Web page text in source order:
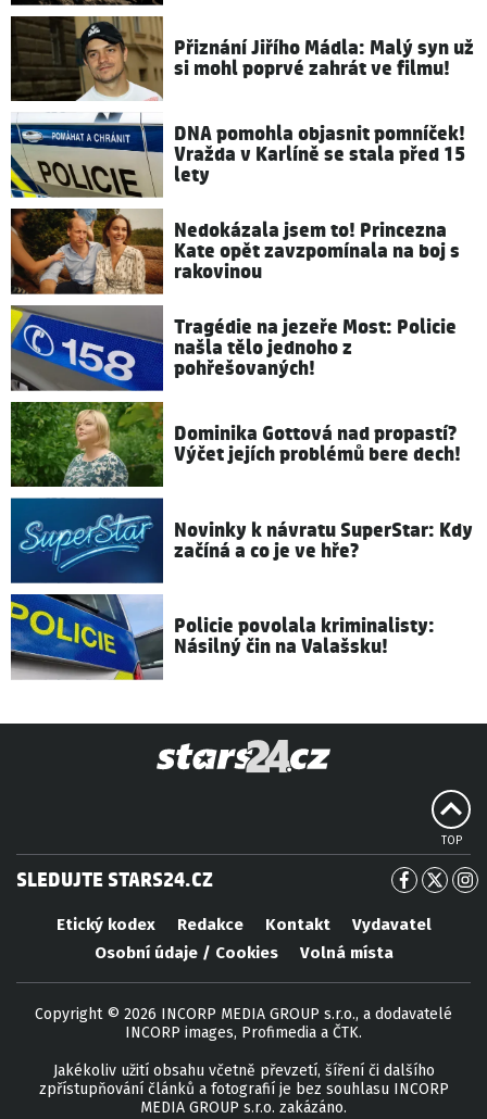
Přiznání Jiřího Mádla: Malý syn už
si mohl poprvé zahrát ve filmu!
DNA pomohla objasnit pomníček!
Vražda v Karlíně se stala před 15
lety
Nedokázala jsem to! Princezna
Kate opět zavzpomínala na boj s
rakovinou
Tragédie na jezeře Most: Policie
našla tělo jednoho z
pohřešovaných!
Dominika Gottová nad propastí?
Výčet jejích problémů bere dech!
Novinky k návratu SuperStar: Kdy
začíná a co je ve hře?
Policie povolala kriminalisty:
Násilný čin na Valašsku!
TOP
SLEDUJTE STARS24.CZ
Etický kodex Redakce Kontakt
Vydavatel
Osobní údaje / Cookies
Volná místa
Copyright © 2026 INCORP MEDIA GROUP s.r.o., a dodavatelé
INCORP images, Profimedia a ČTK.
Jakékoliv užití obsahu včetně převzetí, šíření či dalšího
zpřístupňování článků a fotografií je bez souhlasu INCORP
MEDIA GROUP s.r.o. zakázáno.